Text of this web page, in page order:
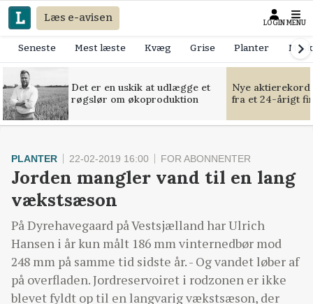
Læs e-avisen LOGIN MENU
Seneste Mest læste Kvæg Grise Planter
Det er en uskik at udlægge et
røgslør om økoproduktion
Nye
fra et 24-årigt
PLANTER 22-02-2019 16:00 FOR ABONNENTER
Jorden mangler vand til en lang
vækstsæson
På Dyrehavegaard på Vestsjælland har Ulrich
Hansen i år kun målt 186 mm vinternedbør mod
248 mm på samme tid sidste år. - Og vandet løber af
på overfladen. Jordreservoiret i rodzonen er ikke
blevet fyldt op til en langvarig vækstsæson, der